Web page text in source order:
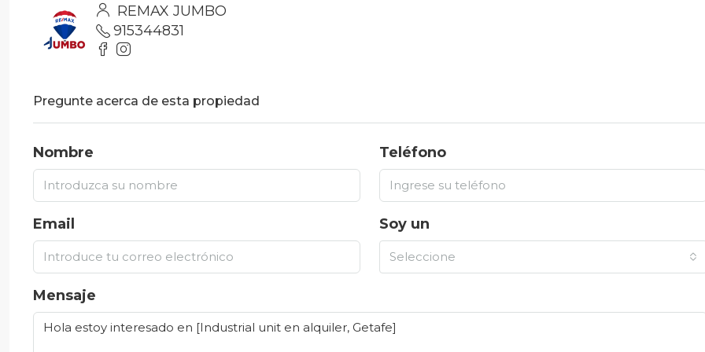
REMAX JUMBO
915344831
Pregunte acerca de esta propiedad
Nombre Teléfono
Email Soy un
Seleccione
Mensaje